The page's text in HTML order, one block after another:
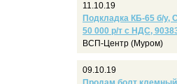
11.10.19
Подкладка КБ-65 б/у,
50 000 р/т с НДС,
ВСП-Центр (Муром)
09.10.19